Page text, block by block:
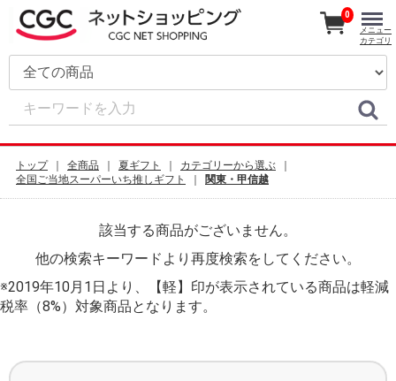
0
メニュー
カテゴリ
トップ 全商品 夏ギフト
カテゴリーから選ぶ
全国ご当地スーパーいち推しギフト
関東・甲信越
該当する商品がございません。
他の検索キーワードより再度検索をしてください。
※2019年10月1日より、【軽】印が表示されている商品は軽減
税率（8%）対象商品となります。